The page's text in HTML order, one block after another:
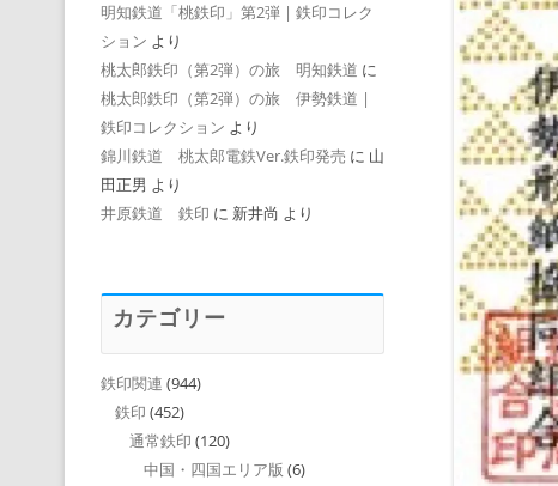
明知鉄道「桃鉄印」第2弾 | 鉄印コレク
ション より
桃太郎鉄印（第2弾）の旅 明知鉄道 に
桃太郎鉄印（第2弾）の旅 伊勢鉄道 |
鉄印コレクション より
錦川鉄道 桃太郎電鉄Ver.鉄印発売 に 山
田正男 より
井原鉄道 鉄印 に 新井尚 より
カテゴリー
鉄印関連 (944)
鉄印 (452)
通常鉄印 (120)
中国・四国エリア版 (6)